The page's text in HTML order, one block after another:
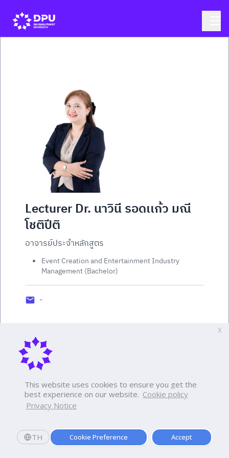
This website uses cookies to ensure you get the
best experience on our website. Cookie policy
Privacy Notice
TH Cookie Preference Accept
X
Lecturer Dr. นาวินี รอดเเก้ว มณี
โชติปีติ
อาจารย์ประจำหลักสูตร
Event Creation and Entertainment Industry
Management (Bachelor)
-